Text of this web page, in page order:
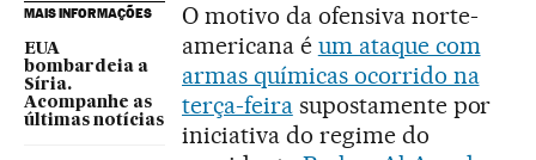
MAIS INFORMAÇÕES
EUA
bombardeia a
Síria.
Acompanhe as
últimas notícias
O motivo da ofensiva norte-
americana é um ataque com
armas químicas ocorrido na
terça-feirasupostamente por
iniciativa do regime do